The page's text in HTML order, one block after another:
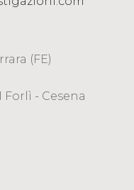
(FE)
Forlì - Cesena